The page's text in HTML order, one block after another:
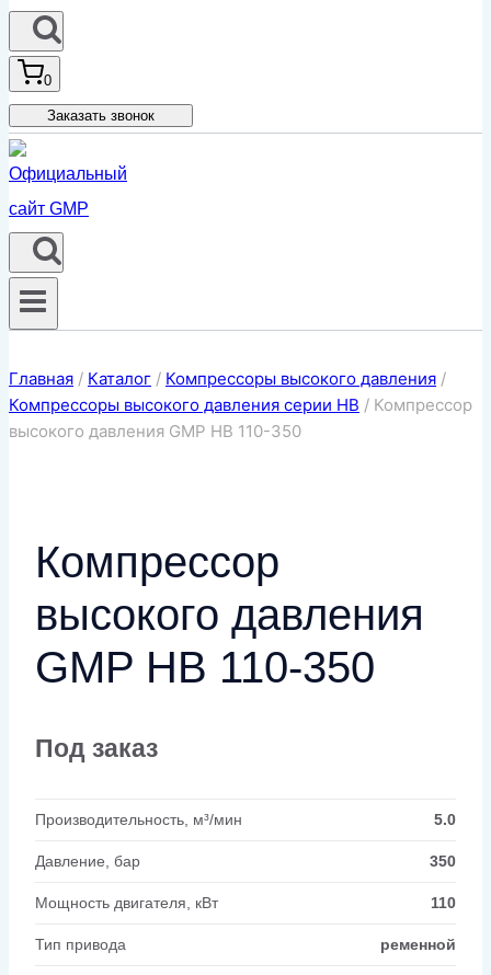
0
Заказать звонок
Главная / Каталог / Компрессоры высокого давления /
Компрессоры высокого давления серии HB / Компрессор
высокого давления GMP HB 110-350
Компрессор
высокого давления
GMP HB 110-350
Под заказ
Производительность, м³/мин 5.0
Давление, бар 350
Мощность двигателя, кВт 110
Тип привода ременной